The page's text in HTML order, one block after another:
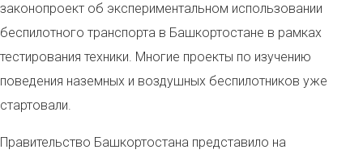
законопроект об экспериментальном использовании
беспилотного транспорта в Башкортостане в рамках
тестирования техники. Многие проекты по изучению
поведения наземных и воздушных беспилотников уже
стартовали.
Правительство Башкортостана представило на